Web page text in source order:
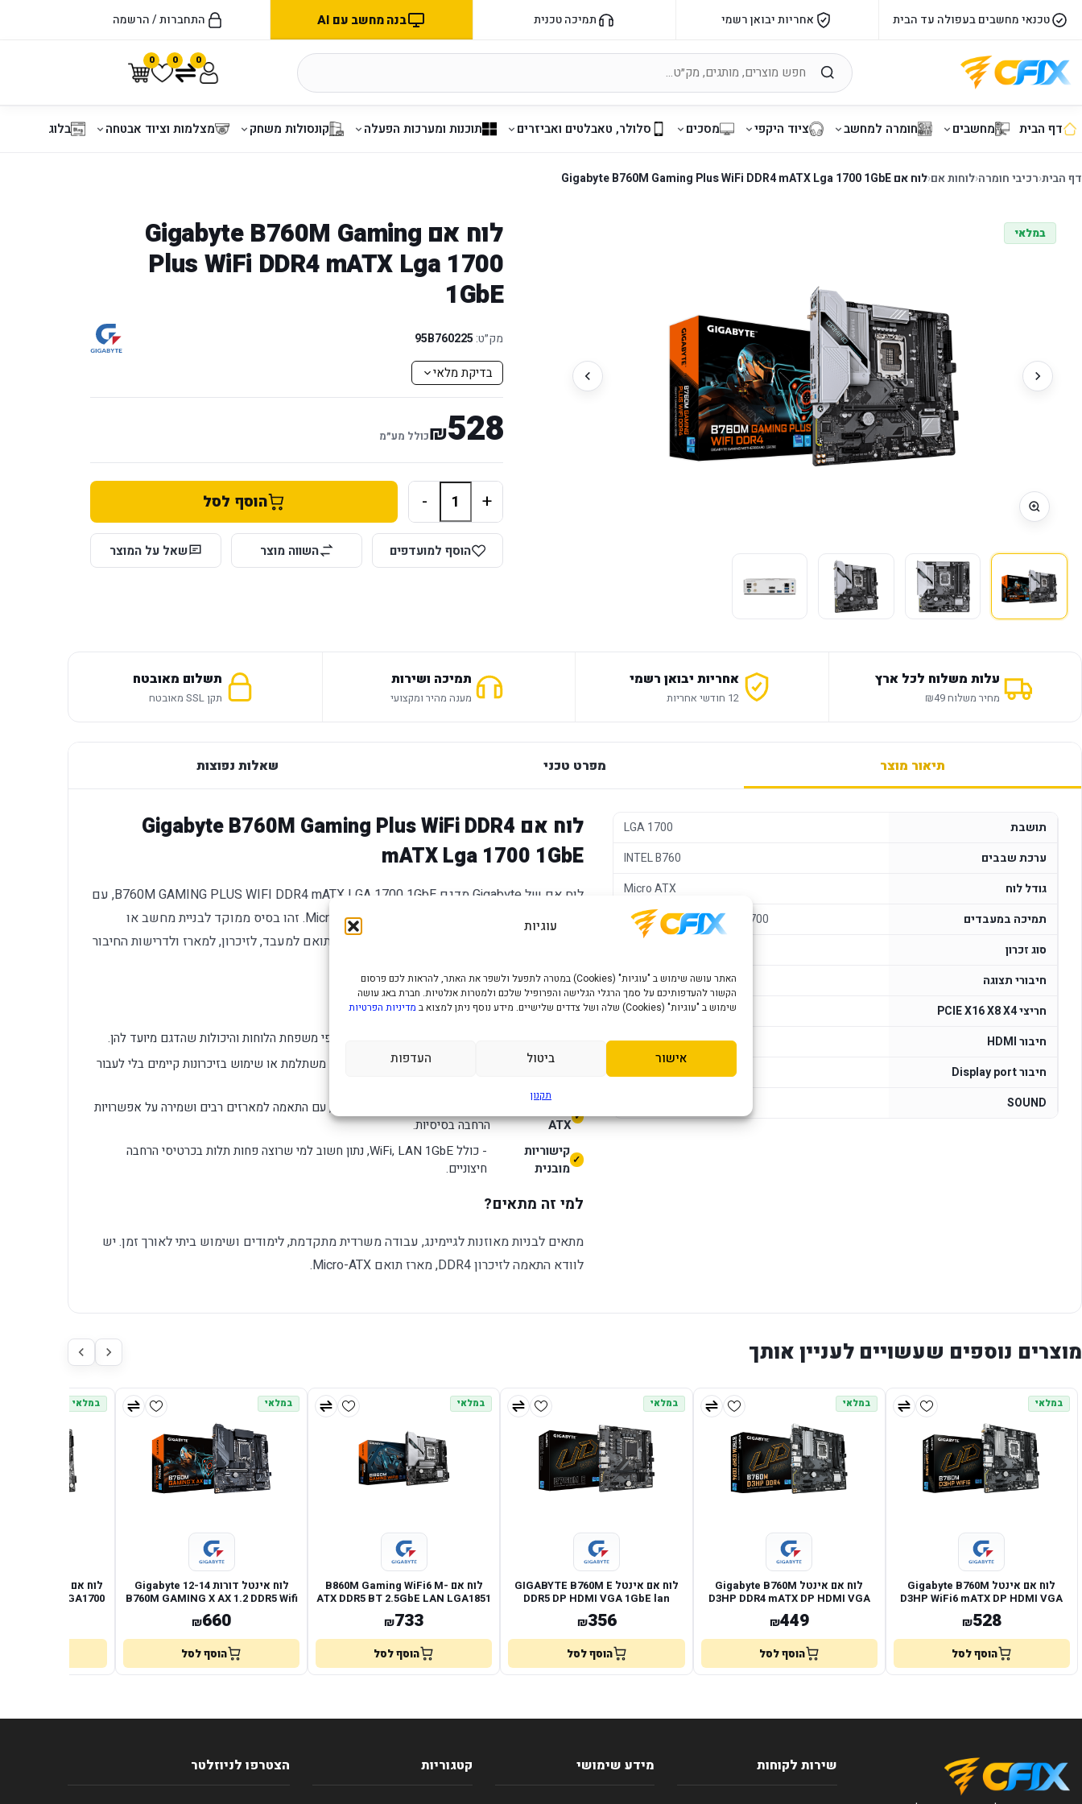
עוגיות
האתר עושה שימוש ב "עוגיות" (Cookies) במטרה לתפעל ולשפר את האתר, להראות לכם פרסום
הקשור להעדפותיכם על סמך הרגלי הגלישה והפרופיל שלכם ולמטרות אנלטיות. חברת באג עושה
שימוש ב "עוגיות" (Cookies) שלה ושל צדדים שלישיים. מידע נוסף ניתן למצוא ב
מדיניות הפרטיות
אישור ביטול העדפות
תקנון
טכנאי מחשבים בעפולה עד הבית אחריות יבואן רשמי תמיכה טכנית בנה מחשב עם AI התחברות / הרשמה
0 0 0
דף הבית מחשבים חומרה למחשב ציוד היקפי מסכים סלולר, טאבלטים ואביזרים תוכנות ומערכות הפעלה קונסולות משחק מצלמות וציוד אבטחה בלוג
דף הבית‹רכיבי חומרה‹לוחות אם‹לוח אם Gigabyte B760M Gaming Plus WiFi DDR4 mATX Lga 1700 1GbE
במלאי
לוח אם Gigabyte B760M Gaming
Plus WiFi DDR4 mATX Lga 1700
1GbE
מק״ט: 95B760225
בדיקת מלאי
528
₪כולל מע״מ
+
- הוסף לסל
הוסף למועדפים השווה מוצר שאל על המוצר
עלות משלוח לכל ארץ
מחיר משלוח ₪49
אחריות יבואן רשמי
12 חודשי אחריות
תמיכה ושירות
מענה מהיר ומקצועי
תשלום מאובטח
תקן SSL מאובטח
תיאור מוצר מפרט טכני שאלות נפוצות
תושבת
LGA 1700
ערכת שבבים
INTEL B760
גודל לוח
Micro ATX
תמיכה במעבדים
Intel GEN 12/13/14 LGA1700
סוג זכרון
חיבורי תצוגה
1X Display Port
חריצי PCIE X16 X8 X4
X16+X1+X1
חיבור HDMI
1
חיבור Display port
SOUND
לוח אם Gigabyte B760M Gaming Plus WiFi DDR4
mATX Lga 1700 1GbE
לוח אם של Gigabyte מדגם B760M GAMING PLUS WIFI DDR4 mATX LGA 1700 1GbE, עם
ערכת השבבים B760, זיכרון DDR4, תצורת Micro-ATX. זהו בסיס ממוקד לבניית מחשב או
לשדרוג מערכת קיימת, כאשר חשוב לבחור לוח שתואם למעבד, לזיכרון, למארז ולדרישות החיבור
יתרונות מרכזיים
- בסיס ברור לבניית מערכת לפי משפחת הלוחות והיכולות שהדגם מיועד להן.
תמיכה בזיכרון
- בחירה טובה למי שרוצה מערכת משתלמת או שימוש בזיכרונות קיימים בלי לעבור
ATX
- מאפשר בנייה קומפקטית יחסית, עם התאמה למארזים רבים ושמירה על אפשרויות
הרחבה בסיסיות.
קישוריות
מובנית
- כולל WiFi, LAN 1GbE, נתון חשוב למי שרוצה פחות תלות בכרטיסי הרחבה
חיצוניים.
למי זה מתאים?
מתאים לבניות מאוזנות לגיימינג, עבודה משרדית מתקדמת, לימודים ושימוש ביתי לאורך זמן. יש
לוודא התאמה לזיכרון DDR4, מארז תואם Micro-ATX.
מוצרים נוספים שעשויים לעניין אותך
במלאי
לוח אם אינטל Gigabyte B760M
D3HP WiFi6 mATX DP HDMI VGA
LGA1700
₪528
הוסף לסל
במלאי
לוח אם אינטל Gigabyte B760M
D3HP DDR4 mATX DP HDMI VGA
LGA1700
₪449
הוסף לסל
במלאי
לוח אם אינטל GIGABYTE B760M E
DDR5 DP HDMI VGA 1GbE lan
LGA1700
₪356
הוסף לסל
במלאי
לוח אם B860M Gaming WiFi6 M-
ATX DDR5 BT 2.5GbE LAN LGA1851
₪733
הוסף לסל
במלאי
לוח אינטל דורות 12-14 Gigabyte
B760M GAMING X AX 1.2 DDR5 Wifi
BT
₪660
הוסף לסל
במלאי
DP HDMI LGA1700
שירות לקוחות מידע שימושי קטגוריות הצטרפו לניוזלטר